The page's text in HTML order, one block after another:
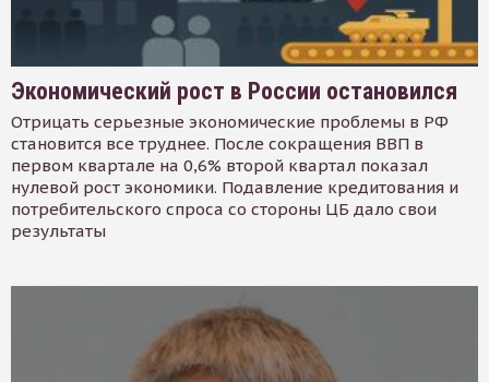
Экономический рост в России остановился
Отрицать серьезные экономические проблемы в РФ
становится все труднее. После сокращения ВВП в
первом квартале на 0,6% второй квартал показал
нулевой рост экономики. Подавление кредитования и
потребительского спроса со стороны ЦБ дало свои
результаты